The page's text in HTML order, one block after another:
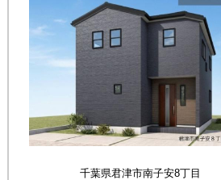
千葉県君津市南子安8丁目